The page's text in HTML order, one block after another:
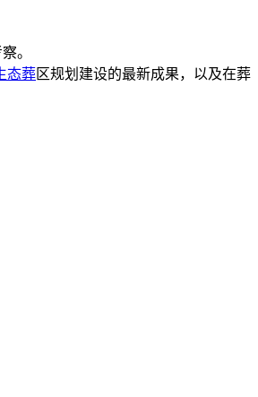
。
态葬区规划建设的最新成果，以及在葬